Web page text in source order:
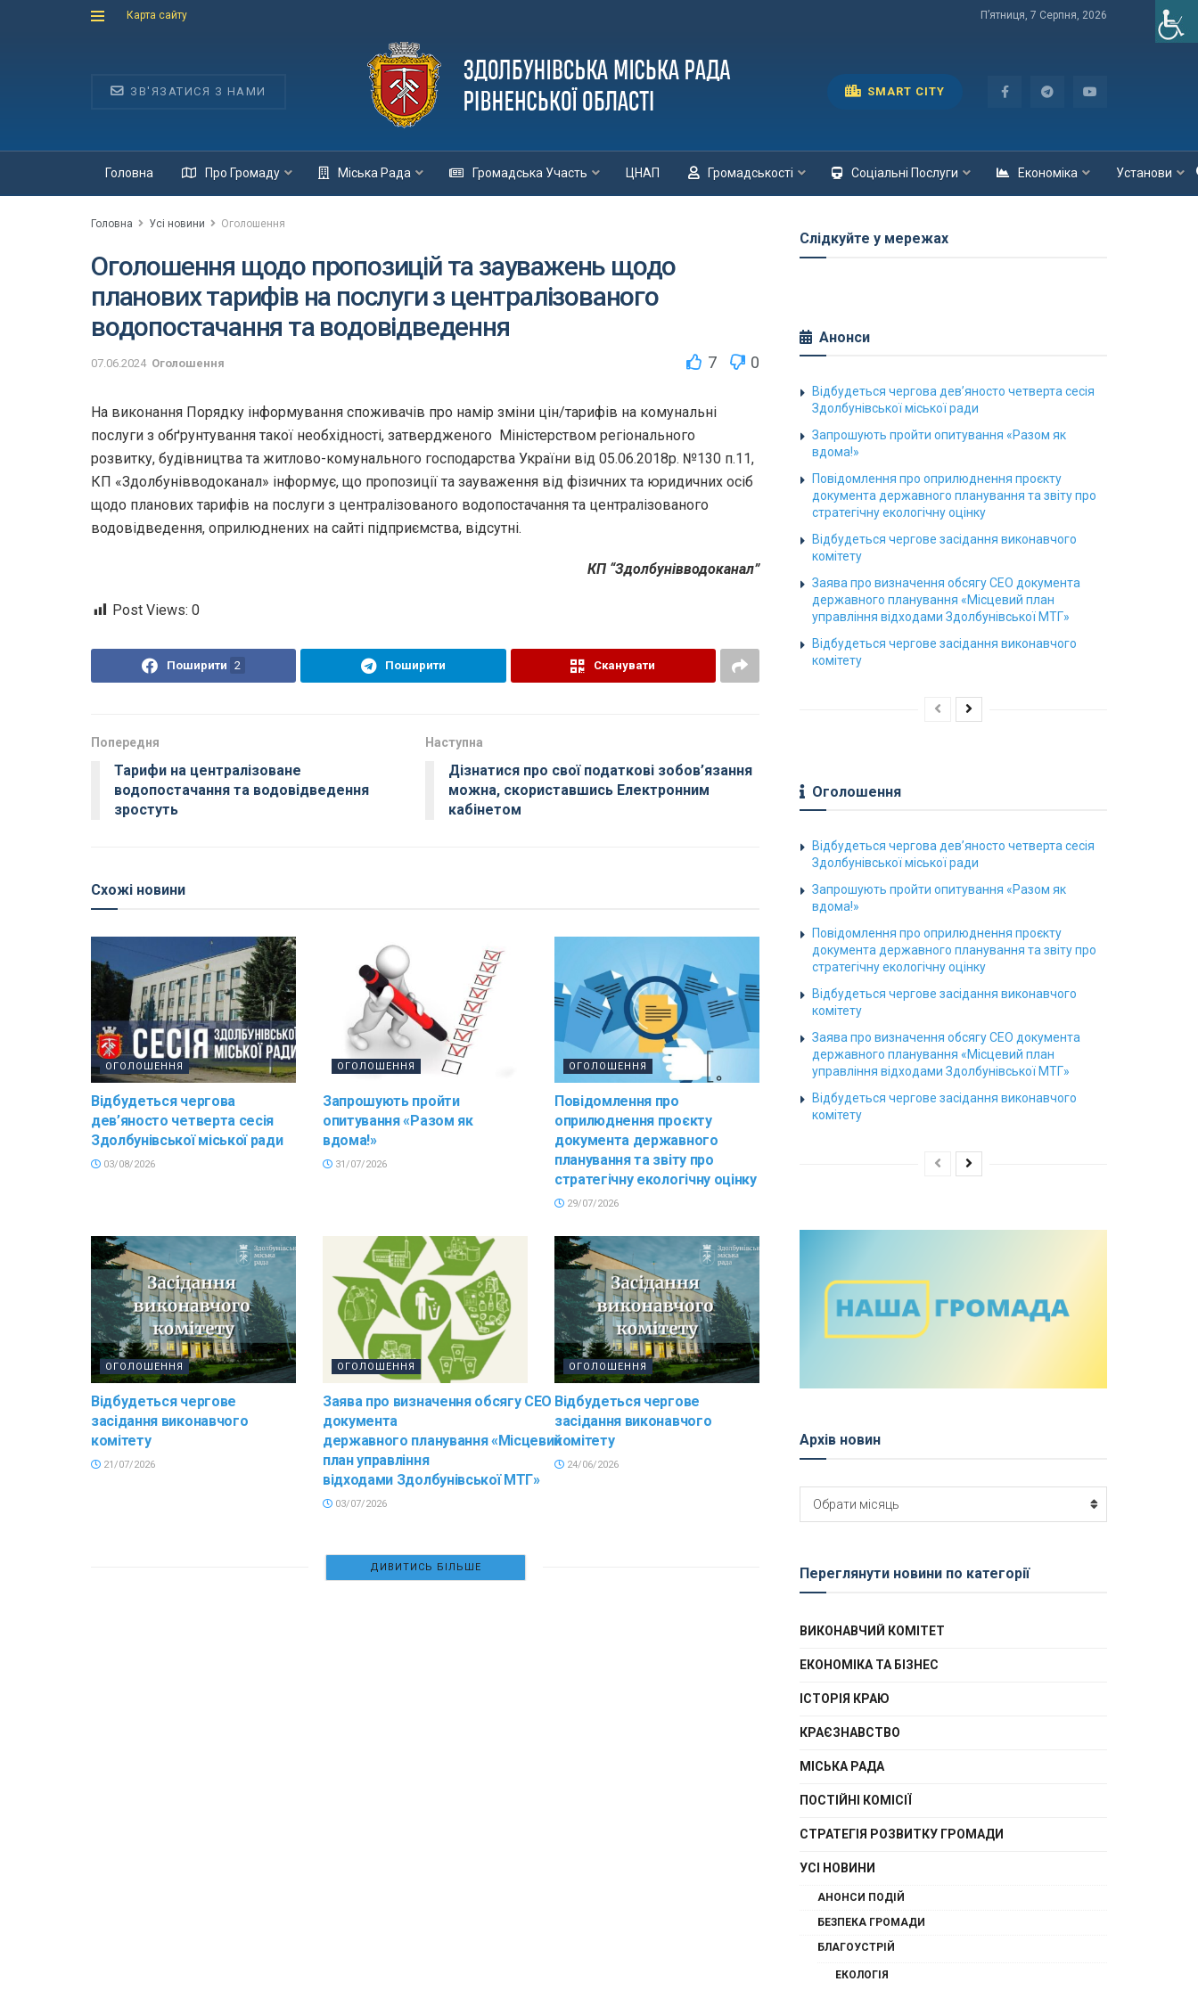
Карта сайту П’ятниця, 7 Серпня, 2026
ЗВ'ЯЗАТИСЯ З НАМИ SMART CITY
Головна Про Громаду Міська Рада Громадська Участь ЦНАП Громадськості Соціальні Послуги Економіка Установи
Головна Усі новини Оголошення
Оголошення щодо пропозицій та зауважень щодо
планових тарифів на послуги з централізованого
водопостачання та водовідведення
07.06.2024 Оголошення 7 0
На виконання Порядку інформування споживачів про намір зміни цін/тарифів на комунальні
послуги з обґрунтування такої необхідності, затвердженого Міністерством регіонального
розвитку, будівництва та житлово-комунального господарства України від 05.06.2018р. №130 п.11,
КП «Здолбунівводоканал» інформує, що пропозиції та зауваження від фізичних та юридичних осіб
щодо планових тарифів на послуги з централізованого водопостачання та централізованого
водовідведення, оприлюднених на сайті підприємства, відсутні.
КП “Здолбунівводоканал”
Post Views: 0
Поширити 2 Поширити Сканувати
Попередня
Тарифи на централізоване
водопостачання та водовідведення
зростуть
Наступна
Дізнатися про свої податкові зобов’язання
можна, скориставшись Електронним
кабінетом
Схожі новини
ОГОЛОШЕННЯ
Відбудеться чергова
дев’яносто четверта сесія
Здолбунівської міської ради
03/08/2026
ОГОЛОШЕННЯ
Запрошують пройти
опитування «Разом як
вдома!»
31/07/2026
ОГОЛОШЕННЯ
Повідомлення про
оприлюднення проєкту
документа державного
планування та звіту про
стратегічну екологічну оцінку
29/07/2026
ОГОЛОШЕННЯ
Відбудеться чергове
засідання виконавчого
комітету
21/07/2026
ОГОЛОШЕННЯ
Заява про визначення обсягу СЕО
документа
державного планування «Місцевий
план управління
відходами Здолбунівської МТГ»
03/07/2026
ОГОЛОШЕННЯ
Відбудеться чергове
засідання виконавчого
комітету
24/06/2026
ДИВИТИСЬ БІЛЬШЕ
Слідкуйте у мережах
Анонси
Відбудеться чергова дев’яносто четверта сесія
Здолбунівської міської ради
Запрошують пройти опитування «Разом як
вдома!»
Повідомлення про оприлюднення проєкту
документа державного планування та звіту про
стратегічну екологічну оцінку
Відбудеться чергове засідання виконавчого
комітету
Заява про визначення обсягу СЕО документа
державного планування «Місцевий план
управління відходами Здолбунівської МТГ»
Відбудеться чергове засідання виконавчого
комітету
Оголошення
Відбудеться чергова дев’яносто четверта сесія
Здолбунівської міської ради
Запрошують пройти опитування «Разом як
вдома!»
Повідомлення про оприлюднення проєкту
документа державного планування та звіту про
стратегічну екологічну оцінку
Відбудеться чергове засідання виконавчого
комітету
Заява про визначення обсягу СЕО документа
державного планування «Місцевий план
управління відходами Здолбунівської МТГ»
Відбудеться чергове засідання виконавчого
комітету
Архів новин
Архів
новин
Обрати місяць
Переглянути новини по категорії
ВИКОНАВЧИЙ КОМІТЕТ
ЕКОНОМІКА ТА БІЗНЕС
ІСТОРІЯ КРАЮ
КРАЄЗНАВСТВО
МІСЬКА РАДА
ПОСТІЙНІ КОМІСІЇ
СТРАТЕГІЯ РОЗВИТКУ ГРОМАДИ
УСІ НОВИНИ
АНОНСИ ПОДІЙ
БЕЗПЕКА ГРОМАДИ
БЛАГОУСТРІЙ
ЕКОЛОГІЯ